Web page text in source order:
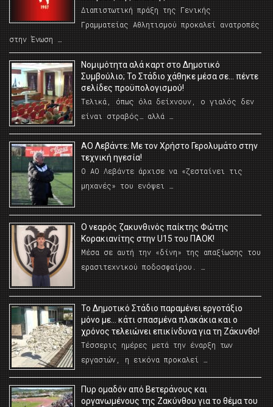
Διαπιστωτική πράξη της Γενικής
Γραμματείας Αθλητισμού προκαλεί ανατροπές
στην Ένωση …
Νομιμότητα αλά καρτ στο Δημοτικό
Συμβούλιο; Το Στάδιο χάθηκε μέσα σε… πέντε
σελίδες προϋπολογισμού!
Τελικά, όπως όλα δείχνουν, ο γιαλός δεν
είναι στραβός… αλλά …
ΑΟ Λεβάντε: Με τον Χρήστο Γερολυμάτο στην
τεχνική ηγεσία!
Ο ΑΟ Λεβάντε άρχισε να «ζεσταίνει τις
μηχανές» του ενόψει …
O νεαρός ζακυνθινός παίκτης Φώτης
Κορακιανίτης στην U15 του ΠΑΟΚ!
Μέσα σε αυτή την «δίνη» της απαξίωσης του
ερασιτεχνικού ποδοσφαίρου. …
Το Δημοτικό Στάδιο παραμένει εργοτάξιο
μόνο με… κάτι σπασμένα πλακάκια και ο
χρόνος τελειώνει επικίνδυνα για τη Ζάκυνθο!
Τέσσερις ημέρες μετά την έναρξη των
εργασιών, η εικόνα προκαλεί …
Πυρ ομαδόν από Βετεράνους και
οργανωμένους της Ζακύνθου για το θέμα του